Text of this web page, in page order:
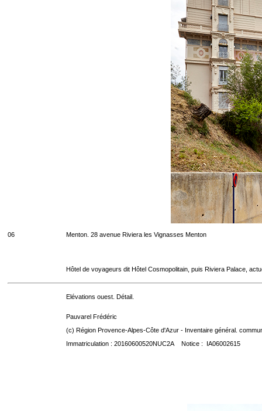
06 Menton. 28 avenue Riviera les Vignasses Menton
Hôtel de voyageurs dit Hôtel Cosmopolitain, puis Riviera Palace,
Elévations ouest. Détail.
Pauvarel Frédéric
(c) Région Provence-Alpes-Côte d'Azur - Inventaire général.
Immatriculation : 20160600520NUC2A Notice : IA06002615